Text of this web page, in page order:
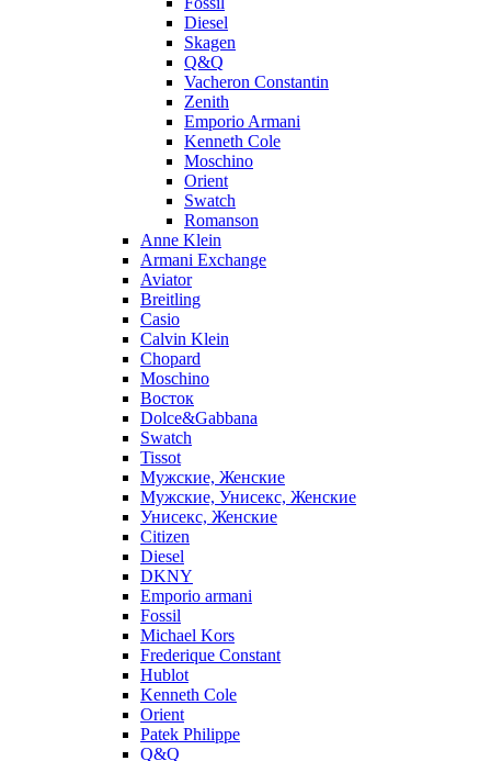
Diesel
Skagen
Q&Q
Vacheron Constantin
Zenith
Emporio Armani
Kenneth Cole
Moschino
Orient
Swatch
Romanson
Anne Klein
Armani Exchange
Aviator
Breitling
Casio
Calvin Klein
Chopard
Moschino
Восток
Dolce&Gabbana
Swatch
Tissot
Мужские, Женские
Мужские, Унисекс, Женские
Унисекс, Женские
Citizen
Diesel
DKNY
Emporio armani
Fossil
Michael Kors
Frederique Constant
Hublot
Kenneth Cole
Orient
Patek Philippe
Q&Q